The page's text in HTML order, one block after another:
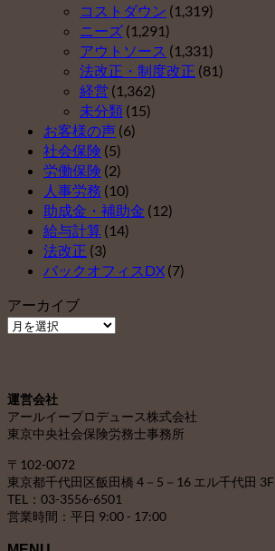
コストダウン (1,319)
ニーズ (1,291)
アウトソース (1,331)
法改正・制度改正 (81)
経営 (1,362)
未分類 (15)
お客様の声 (6)
社会保険 (5)
労働保険 (2)
人事労務 (10)
助成金・補助金 (12)
給与計算 (14)
法改正 (3)
バックオフィスDX (7)
アーカイブ
ア
ブ
運営会社
アールイープロデュース株式会社
東京中央社会保険労務士事務所
〒102-0072
東京都千代田区飯田橋 4－5－16 エル千代田 3F
TEL：03-3556-6501
営業時間：平日 9:00 - 17:00